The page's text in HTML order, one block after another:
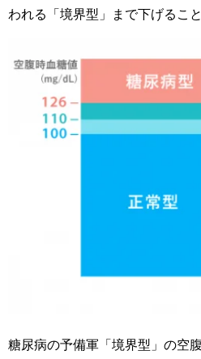
われる「境界型」まで下げるこ
糖尿病の予備軍「境界型」の空